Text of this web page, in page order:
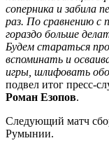
соперника и забила
раз. По сравнению
гораздо больше
Будем стараться
вспоминать и
игры, шлифовать
подвел итог пресс-
Роман Езопов.
Следующий матч
Румынии.